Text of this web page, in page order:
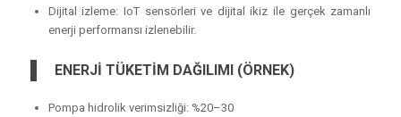
Dijital izleme: IoT sensörleri ve dijital ikiz ile gerçek zamanlı
enerji performansı izlenebilir.
ENERJİ TÜKETİM DAĞILIMI (ÖRNEK)
Pompa hidrolik verimsizliği: %20–30